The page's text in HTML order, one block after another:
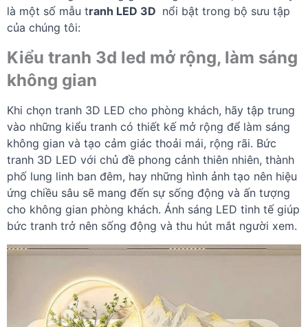
là một số mẫu tranh LED 3D nổi bật trong bộ sưu tập
của chúng tôi:
Kiểu tranh 3d led mở rộng, làm sáng
không gian
Khi chọn tranh 3D LED cho phòng khách, hãy tập trung
vào những kiểu tranh có thiết kế mở rộng để làm sáng
không gian và tạo cảm giác thoải mái, rộng rãi. Bức
tranh 3D LED với chủ đề phong cảnh thiên nhiên, thành
phố lung linh ban đêm, hay những hình ảnh tạo nên hiệu
ứng chiều sâu sẽ mang đến sự sống động và ấn tượng
cho không gian phòng khách. Ánh sáng LED tinh tế giúp
bức tranh trở nên sống động và thu hút mắt người xem.